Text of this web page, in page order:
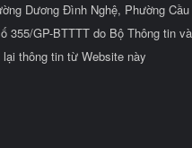
Dương Đình Nghệ, Phường
355/GP-BTTTT do Bộ Thông tin
thông tin từ Website này